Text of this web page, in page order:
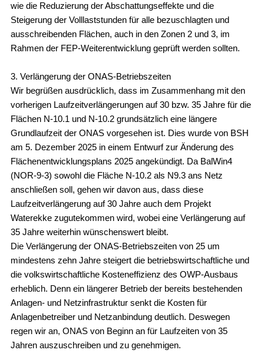
wie die Reduzierung der Abschattungseffekte und die
Steigerung der Volllaststunden für alle bezuschlagten und
ausschreibenden Flächen, auch in den Zonen 2 und 3, im
Rahmen der FEP-Weiterentwicklung geprüft werden sollten.
3. Verlängerung der ONAS-Betriebszeiten
Wir begrüßen ausdrücklich, dass im Zusammenhang mit den
vorherigen Laufzeitverlängerungen auf 30 bzw. 35 Jahre für die
Flächen N-10.1 und N-10.2 grundsätzlich eine längere
Grundlaufzeit der ONAS vorgesehen ist. Dies wurde von BSH
am 5. Dezember 2025 in einem Entwurf zur Änderung des
Flächenentwicklungsplans 2025 angekündigt. Da BalWin4
(NOR-9-3) sowohl die Fläche N-10.2 als N9.3 ans Netz
anschließen soll, gehen wir davon aus, dass diese
Laufzeitverlängerung auf 30 Jahre auch dem Projekt
Waterekke zugutekommen wird, wobei eine Verlängerung auf
35 Jahre weiterhin wünschenswert bleibt.
Die Verlängerung der ONAS-Betriebszeiten von 25 um
mindestens zehn Jahre steigert die betriebswirtschaftliche und
die volkswirtschaftliche Kosteneffizienz des OWP-Ausbaus
erheblich. Denn ein längerer Betrieb der bereits bestehenden
Anlagen- und Netzinfrastruktur senkt die Kosten für
Anlagenbetreiber und Netzanbindung deutlich. Deswegen
regen wir an, ONAS von Beginn an für Laufzeiten von 35
Jahren auszuschreiben und zu genehmigen.